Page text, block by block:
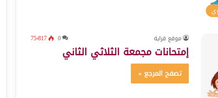
موقع قراية 0 75٬817
إمتحانات مجمعة الثلاثي الثاني
تصفح المرجع »